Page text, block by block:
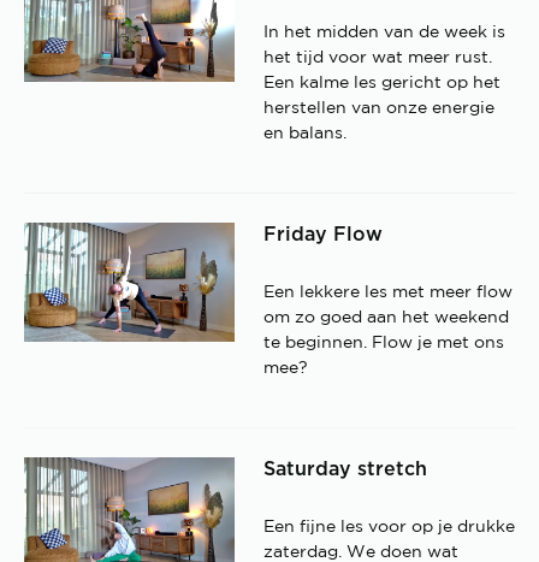
In het midden van de week is
het tijd voor wat meer rust.
Een kalme les gericht op het
herstellen van onze energie
en balans.
Friday Flow
Een lekkere les met meer flow
om zo goed aan het weekend
te beginnen. Flow je met ons
mee?
Saturday stretch
Een fijne les voor op je drukke
zaterdag. We doen wat